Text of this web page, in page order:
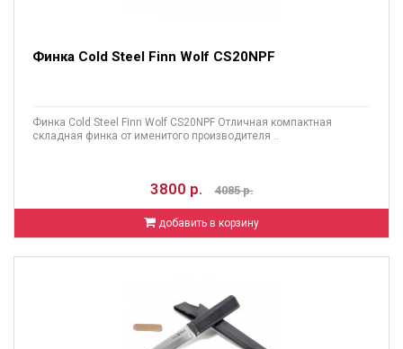
Финка Cold Steel Finn Wolf CS20NPF
Финка Cold Steel Finn Wolf CS20NPF Отличная компактная
складная финка от именитого производителя ..
3800 р. 4085 р.
добавить в корзину